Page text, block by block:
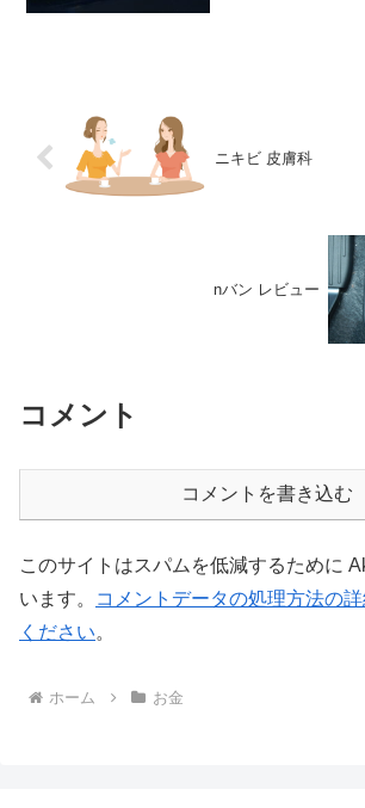
ニキビ 皮膚科
nバン レビュー
コメント
コメントを書き込む
このサイトはスパムを低減するために
います。
コメントデータの処理方法の
ください。
ホーム お金